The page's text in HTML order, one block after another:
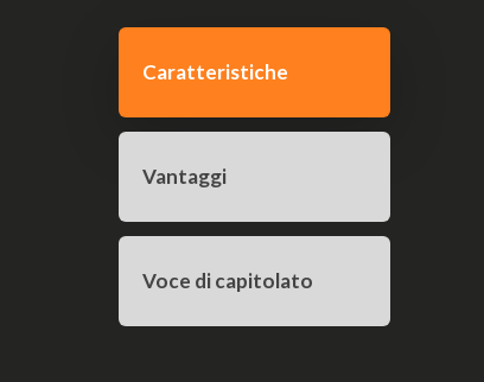
Caratteristiche
Vantaggi
Voce di capitolato